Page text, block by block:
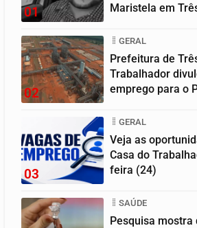
01
Maristela em
02
GERAL
Prefeitura de
Trabalhador
emprego para o
03
GERAL
Veja as
Casa do
feira (24)
SAÚDE
Pesquisa mostra